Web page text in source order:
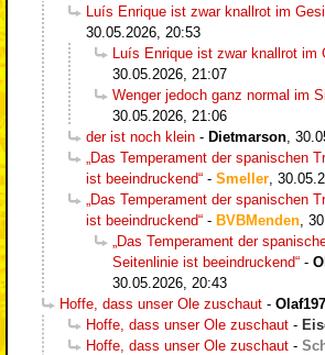
Luís Enrique ist zwar knallrot im
30.05.2026, 20:53
Luís Enrique ist zwar knallrot im
30.05.2026, 21:07
Wenger jedoch ganz normal im
30.05.2026, 21:06
der ist noch klein - Dietmarson
„Das Temperament der spanischen
ist beeindruckend“ - Smeller
„Das Temperament der spanischen
ist beeindruckend“ - BVBMenden
„Das Temperament der
Seitenlinie ist beeindruckend“ -
30.05.2026, 20:43
Hoffe, dass unser Ole zuschaut -
Hoffe, dass unser Ole zuschaut -
Hoffe, dass unser Ole zuschaut -